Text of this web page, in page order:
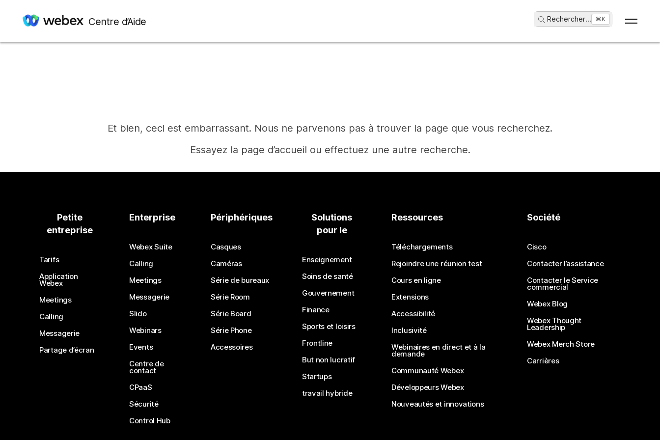
Centre d’Aide Rechercher... ⌘K
Et bien, ceci est embarrassant. Nous ne parvenons pas à trouver la page que vous recherchez.
Essayez la page d’accueil ou effectuez une autre recherche.
Vous avez besoin d’une réponse ?
Petite
entreprise
Tarifs
Application
Webex
Meetings
Calling
Messagerie
Partage d’écran
Enterprise
Webex Suite
Calling
Meetings
Messagerie
Slido
Webinars
Events
Centre de
contact
CPaaS
Sécurité
Control Hub
Périphériques
Casques
Caméras
Série de bureaux
Série Room
Série Board
Série Phone
Accessoires
Solutions
pour le
Enseignement
Soins de santé
Gouvernement
Finance
Sports et loisirs
Frontline
But non lucratif
Startups
travail hybride
Ressources
Téléchargements
Rejoindre une réunion test
Cours en ligne
Extensions
Accessibilité
Inclusivité
Webinaires en direct et à la
demande
Communauté Webex
Développeurs Webex
Nouveautés et innovations
Société
Cisco
Contacter l’assistance
Contacter le Service
commercial
Webex Blog
Webex Thought
Leadership
Webex Merch Store
Carrières